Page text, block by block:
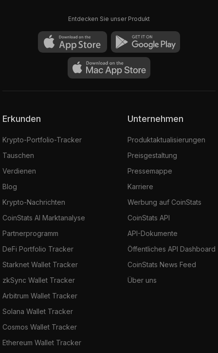
Entdecken Sie unser Produkt
Erkunden
Krypto-Portfolio-Tracker
Tauschen
Verdienen
Blog
Krypto-Nachrichten
CoinStats AI Marktanalyse
Partnerprogramm
DeFi Portfolio Tracker
Starknet Wallet Tracker
zkSync Wallet Tracker
Arbitrum Wallet Tracker
Solana Wallet Tracker
Cosmos Wallet Tracker
Ethereum Wallet Tracker
Unternehmen
Produktaktualisierungen
Preisgestaltung
Pressemappe
Karriere
Werbung auf CoinStats
CoinStats API
API-Dokumente
Öffentliches API Dashboard
CoinStats News Feed
Über uns